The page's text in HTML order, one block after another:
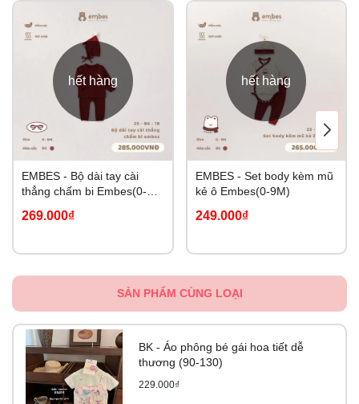
hết hàng
EMBES - Bộ dài tay cài
thẳng chấm bi Embes(0-
269.000₫
hết hàng
EMBES - Set body kèm mũ
kẻ ô Embes(0-9M)
249.000₫
SẢN PHẨM CÙNG LOẠI
BK - Áo phông bé gái hoa tiết dễ
thương (90-130)
229.000₫